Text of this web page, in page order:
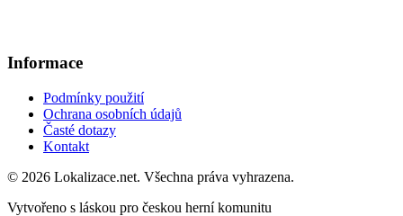
Informace
Podmínky použití
Ochrana osobních údajů
Časté dotazy
Kontakt
© 2026 Lokalizace.net. Všechna práva vyhrazena.
Vytvořeno s láskou pro českou herní komunitu